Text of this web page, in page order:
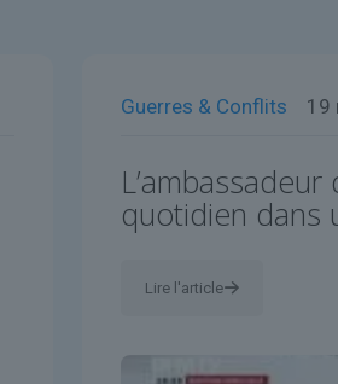
Guerres & Conflits 19
quotidien dans
Lire l'article